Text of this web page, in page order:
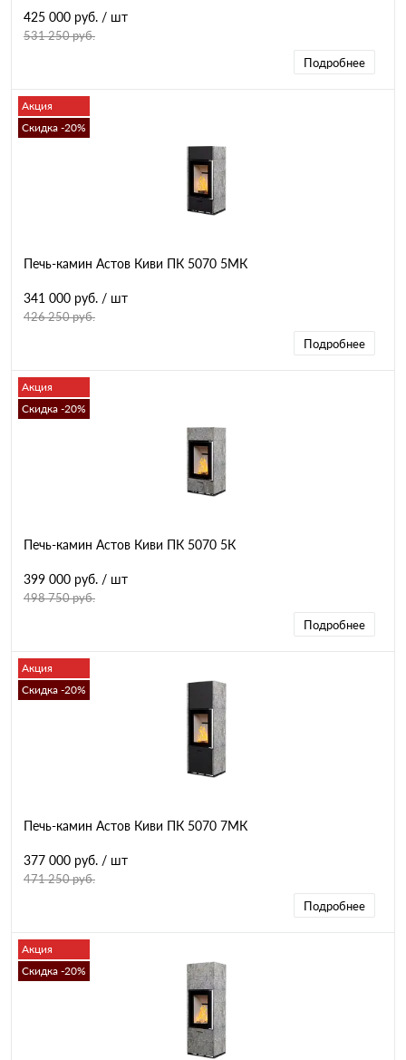
425 000 руб. / шт
531 250 руб.
Подробнее
Акция
Скидка -20%
Печь-камин Астов Киви ПК 5070 5МК
341 000 руб. / шт
426 250 руб.
Подробнее
Акция
Скидка -20%
Печь-камин Астов Киви ПК 5070 5К
399 000 руб. / шт
498 750 руб.
Подробнее
Акция
Скидка -20%
Печь-камин Астов Киви ПК 5070 7МК
377 000 руб. / шт
471 250 руб.
Подробнее
Акция
Скидка -20%